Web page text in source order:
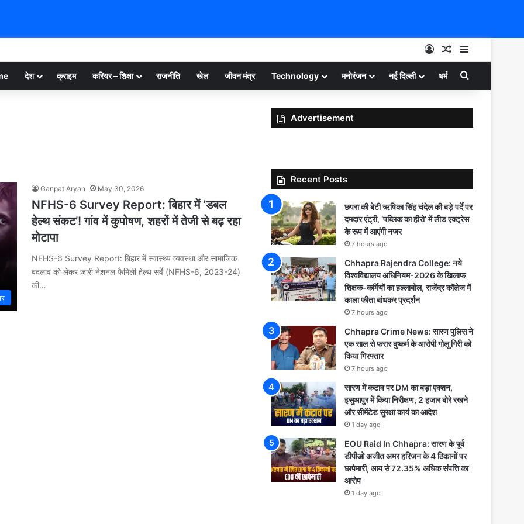
Log InRandom Article
Sidebar
देश क्राइम करियर – शिक्षा राजनीति खेल जीवन मंत्र Technology मनोरंजन नई दिल्ली धर्म Search for
Ganpat Aryan May 30, 2026
NFHS-6 Survey Report: बिहार में ‘डबल
हेल्थ संकट’! गांव में कुपोषण, शहरों में तेजी से बढ़ रहा
मोटापा
NFHS-6 Survey Report: बिहार में स्वास्थ्य व्यवस्था और सामाजिक
बदलाव को लेकर जारी नेशनल फैमिली हेल्थ सर्वे (NFHS-6, 2023-24)
की…
Advertisement
Recent Posts
छपरा की बेटी ऋषिका सिंह चंदेल की बड़े पर्दे पर
दमदार एंट्री, ‘पब्लिक का हीरो’ में लीड एक्ट्रेस
के रूप में आएंगी नजर
7 hours ago
Chhapra Rajendra College: नये
विश्वविद्यालय अधिनियम-2026 के खिलाफ
शिक्षक-कर्मियों का हल्लाबोल, राजेंद्र कॉलेज में
काला फीता बांधकर प्रदर्शन
7 hours ago
Chhapra Crime News: सारण पुलिस ने
एक साल से फरार दुष्कर्म के आरोपी गोलू गिरी को
किया गिरफ्तार
7 hours ago
सारण में कटाव पर DM का बड़ा एक्शन,
इसुआपुर में किया निरीक्षण, 2 हजार बोरे रखने
और सीमेंटेड सुरक्षा कार्य का आदेश
1 day ago
EOU Raid In Chhapra: सारण के पूर्व
डीपीओ अजीत अमर हरिजन के 4 ठिकानों पर
छापेमारी, आय से 72.35% अधिक संपत्ति का
आरोप
1 day ago